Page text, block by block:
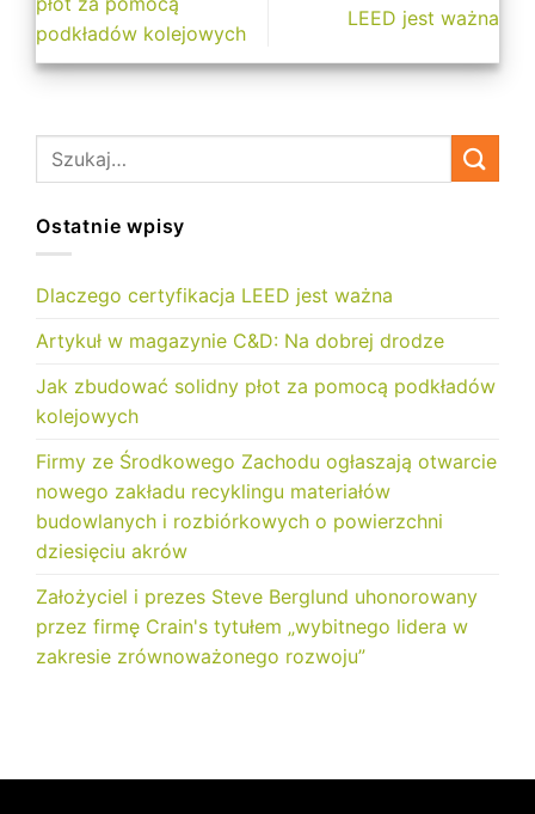
podkładów kolejowych
LEED jest ważna
Ostatnie wpisy
Dlaczego certyfikacja LEED jest ważna
Artykuł w magazynie C&D: Na dobrej drodze
Jak zbudować solidny płot za pomocą podkładów
kolejowych
Firmy ze Środkowego Zachodu ogłaszają otwarcie
nowego zakładu recyklingu materiałów
budowlanych i rozbiórkowych o powierzchni
dziesięciu akrów
Założyciel i prezes Steve Berglund uhonorowany
przez firmę Crain's tytułem „wybitnego lidera w
zakresie zrównoważonego rozwoju”